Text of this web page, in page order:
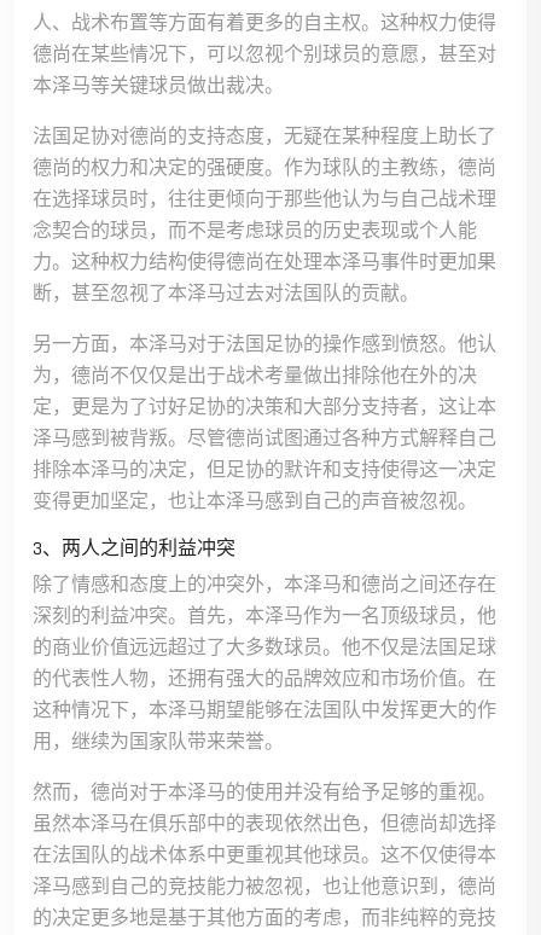
人、战术布置等方面有着更多的自主权。这种权力使得
德尚在某些情况下，可以忽视个别球员的意愿，甚至对
本泽马等关键球员做出裁决。
法国足协对德尚的支持态度，无疑在某种程度上助长了
德尚的权力和决定的强硬度。作为球队的主教练，德尚
在选择球员时，往往更倾向于那些他认为与自己战术理
念契合的球员，而不是考虑球员的历史表现或个人能
力。这种权力结构使得德尚在处理本泽马事件时更加果
断，甚至忽视了本泽马过去对法国队的贡献。
另一方面，本泽马对于法国足协的操作感到愤怒。他认
为，德尚不仅仅是出于战术考量做出排除他在外的决
定，更是为了讨好足协的决策和大部分支持者，这让本
泽马感到被背叛。尽管德尚试图通过各种方式解释自己
排除本泽马的决定，但足协的默许和支持使得这一决定
变得更加坚定，也让本泽马感到自己的声音被忽视。
3、两人之间的利益冲突
除了情感和态度上的冲突外，本泽马和德尚之间还存在
深刻的利益冲突。首先，本泽马作为一名顶级球员，他
的商业价值远远超过了大多数球员。他不仅是法国足球
的代表性人物，还拥有强大的品牌效应和市场价值。在
这种情况下，本泽马期望能够在法国队中发挥更大的作
用，继续为国家队带来荣誉。
然而，德尚对于本泽马的使用并没有给予足够的重视。
虽然本泽马在俱乐部中的表现依然出色，但德尚却选择
在法国队的战术体系中更重视其他球员。这不仅使得本
泽马感到自己的竞技能力被忽视，也让他意识到，德尚
的决定更多地是基于其他方面的考虑，而非纯粹的竞技